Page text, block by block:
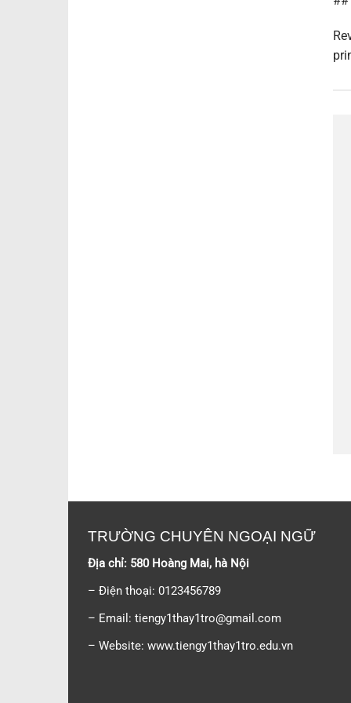
TRƯỜNG CHUYÊN NGOẠI NGỮ
Địa chỉ: 580 Hoàng Mai, hà Nội
– Điện thoại: 0123456789
– Email: tiengy1thay1tro@gmail.com
– Website: www.tiengy1thay1tro.edu.vn